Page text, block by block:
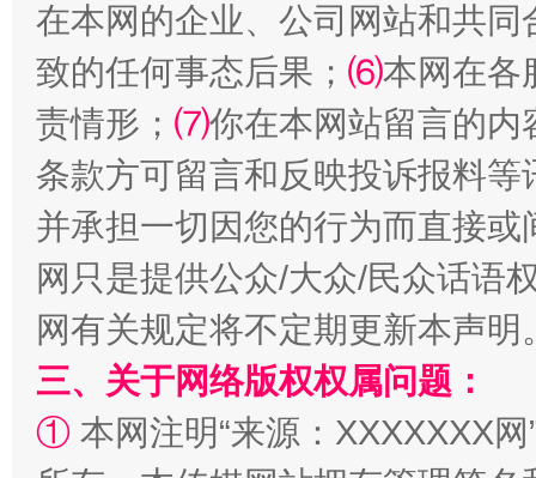
阿坝州三大球赛在茂县开幕 规模
国家大学科技园优化重塑工作
在本网的企业、公司网站和共
致的任何事态后果； ⑹本网在各
责情形； ⑺你在本网站留言的内
条款方可留言和反映投诉报料
并承担一切因您的行为而直接
网只是提供公众/大众/民众话语
网有关规定将不定期更新本声明
三、关于网络版权权属问题：
① 本网注明“来源：XXXXXXX